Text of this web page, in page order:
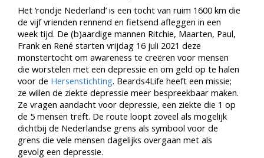
Het ‘rondje Nederland’ is een tocht van ruim 1600 km die
de vijf vrienden rennend en fietsend afleggen in een
week tijd. De (b)aardige mannen Ritchie, Maarten, Paul,
Frank en René starten vrijdag 16 juli 2021 deze
monstertocht om awareness te creëren voor mensen
die worstelen met een depressie en om geld op te halen
voor de Hersenstichting. Beards4Life heeft een missie;
ze willen de ziekte depressie meer bespreekbaar maken.
Ze vragen aandacht voor depressie, een ziekte die 1 op
de 5 mensen treft. De route loopt zoveel als mogelijk
dichtbij de Nederlandse grens als symbool voor de
grens die vele mensen dagelijks overgaan met als
gevolg een depressie.